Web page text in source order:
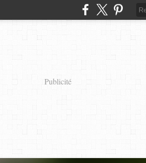
Publicité